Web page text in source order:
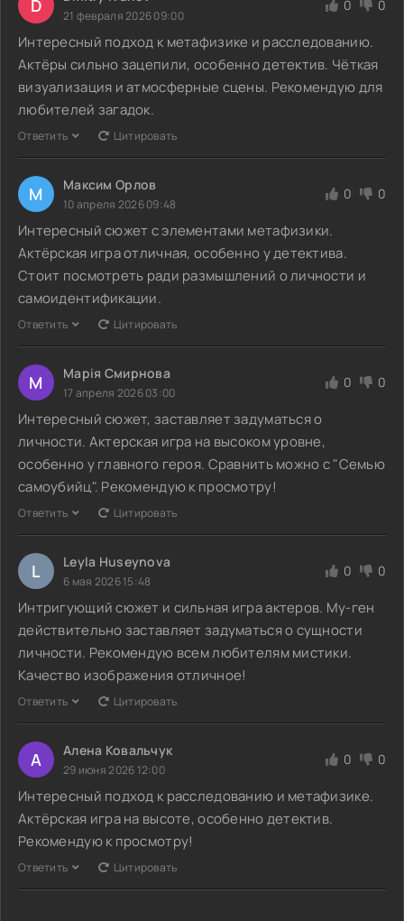
D 21 февраля 2026 09:00
0 0
Интересный подход к метафизике и расследованию.
Актёры сильно зацепили, особенно детектив. Чёткая
визуализация и атмосферные сцены. Рекомендую для
любителей загадок.
Ответить Цитировать
М Максим Орлов
10 апреля 2026 09:48
0 0
Интересный сюжет с элементами метафизики.
Актёрская игра отличная, особенно у детектива.
Стоит посмотреть ради размышлений о личности и
самоидентификации.
Ответить Цитировать
М Марія Смирнова
17 апреля 2026 03:00
0 0
Интересный сюжет, заставляет задуматься о
личности. Актерская игра на высоком уровне,
особенно у главного героя. Сравнить можно с "Семью
самоубийц". Рекомендую к просмотру!
Ответить Цитировать
L Leyla Huseynova
6 мая 2026 15:48
0 0
Интригующий сюжет и сильная игра актеров. Му-ген
действительно заставляет задуматься о сущности
личности. Рекомендую всем любителям мистики.
Качество изображения отличное!
Ответить Цитировать
А Алена Ковальчук
29 июня 2026 12:00
0 0
Интересный подход к расследованию и метафизике.
Актёрская игра на высоте, особенно детектив.
Рекомендую к просмотру!
Ответить Цитировать